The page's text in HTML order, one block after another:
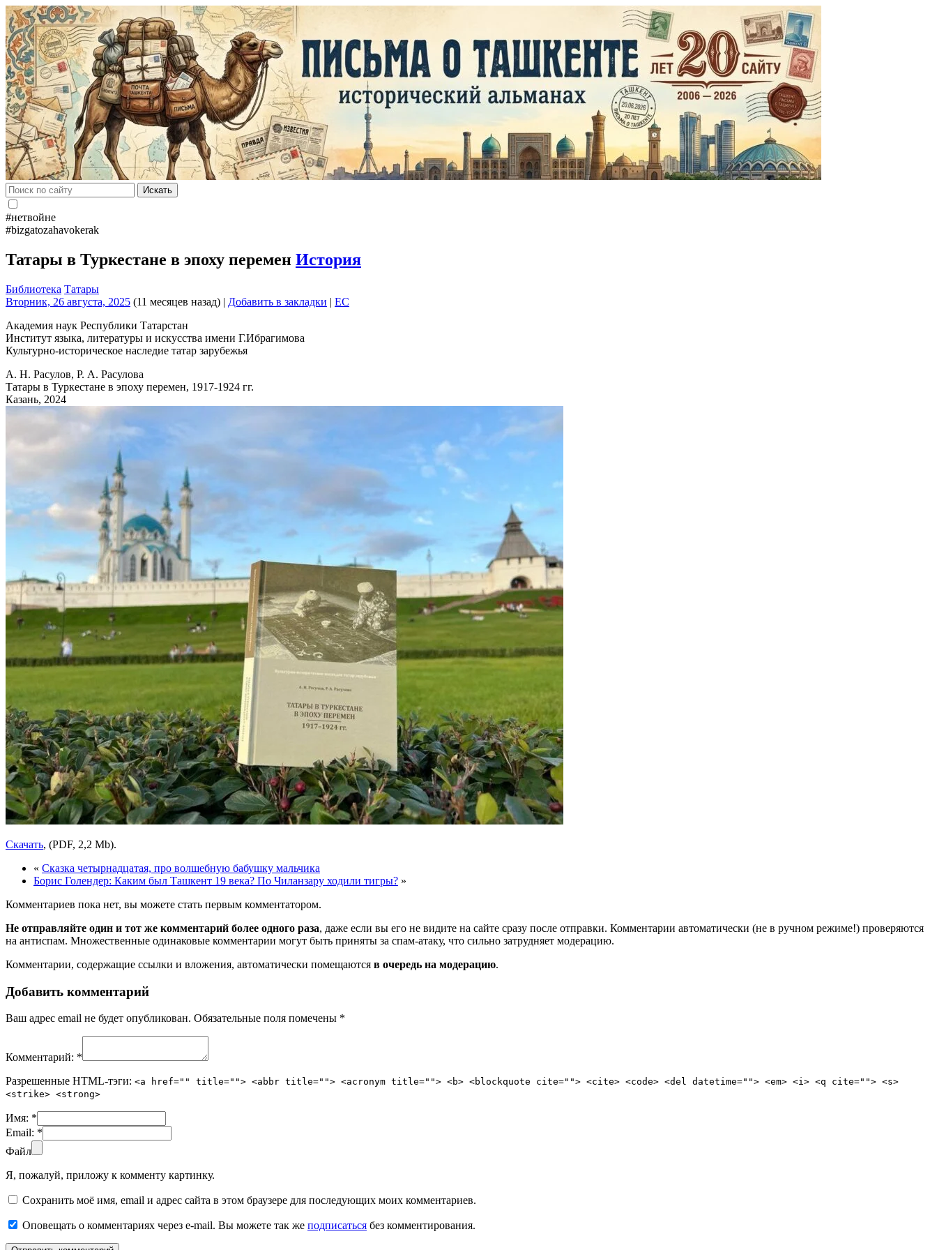
Искать
#нетвойне
#bizgatozahavokerak
Татары в Туркестане в эпоху перемен История
Библиотека Татары
Вторник, 26 августа, 2025 (11 месяцев назад) | Добавить в закладки | EC
Академия наук Республики Татарстан
Институт языка, литературы и искусства имени Г.Ибрагимова
Культурно-историческое наследие татар зарубежья
А. Н. Расулов, Р. А. Расулова
Татары в Туркестане в эпоху перемен, 1917-1924 гг.
Казань, 2024
Cкачать, (PDF, 2,2 Mb).
« Сказка четырнадцатая, про волшебную бабушку мальчика
Борис Голендер: Каким был Ташкент 19 века? По Чиланзару ходили тигры? »
Комментариев пока нет, вы можете стать первым комментатором.
Не отправляйте один и тот же комментарий более одного раза, даже если вы его не видите на сайте сразу после отправки. Комментарии автоматически (не в ручном режиме!) проверяются
на антиспам. Множественные одинаковые комментарии могут быть приняты за спам-атаку, что сильно затрудняет модерацию.
Комментарии, содержащие ссылки и вложения, автоматически помещаются в очередь на модерацию.
Добавить комментарий
Ваш адрес email не будет опубликован. Обязательные поля помечены *
Комментарий: *
Разрешенные HTML-тэги: <a href="" title=""> <abbr title=""> <acronym title=""> <b> <blockquote cite=""> <cite> <code> <del datetime=""> <em> <i> <q cite=""> <s>
<strike> <strong>
Имя: *
Email: *
Файл
Я, пожалуй, приложу к комменту картинку.
Сохранить моё имя, email и адрес сайта в этом браузере для последующих моих комментариев.
Оповещать о комментариях через e-mail. Вы можете так же подписаться без комментирования.